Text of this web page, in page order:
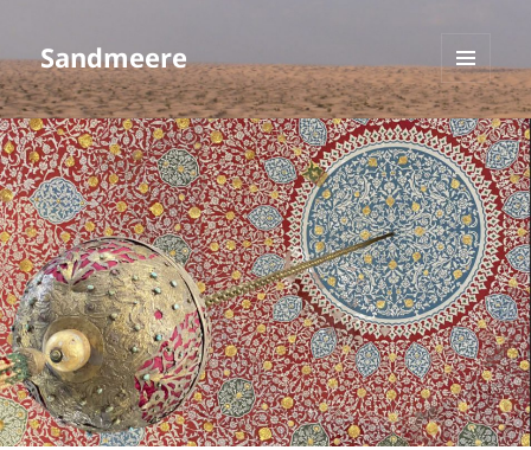
Sandmeere
MENÜ
UND
WIDGETS